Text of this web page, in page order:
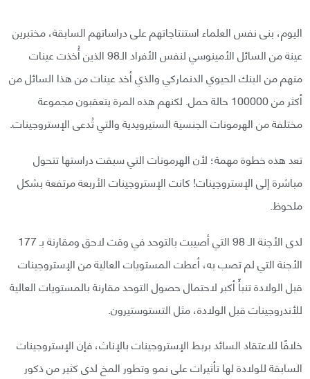
اليوم، بنى نفس العلماء استنتاجاتهم على دراساتهم السابقة، مختبرين
عينة من السائل الأمينوسي لنفس الأفراد الـ98 الذين أُخذت عينات
منهم من البنك الحيوي الدنماركي والذي أخد عينات من هذا السائل من
أكثر من 100000 حالة حمل. لكنهم هذه المرة يتعقبون مجموعة
مختلفة من الهرمونات الجنسية الستيرويدية والتي تُدعى الإستروجينات.
تعد هذه خطوة مهمة؛ لأن الهرمونات التي سبقت دراستها تتحول
مباشرة إلى الإستروجينات! كانت الإستروجينات الأربعة مرتفعة بشكل
ملحوظ.
لدى الأجنة الـ 98 التي أصيبت بالتوحد في وقت لاحق ومقارنة بـ 177
الأجنة التي لم تصب به، أعطت المستويات العالية من الإستروجينات
قبل الولادة تنبأً أكبر لاحتمال حصول التوحد مقارنة بالمستويات العالية
للأندروجينات قبل الولادة، مثل التستوستيرون.
خلافًا للاعتقاد السائد بربط الإستروجينات بالإناث، فإن الإستروجينات
السابقة للولادة لها تأثيرات على نمو وتطور المخ لدى كثير من ذكور